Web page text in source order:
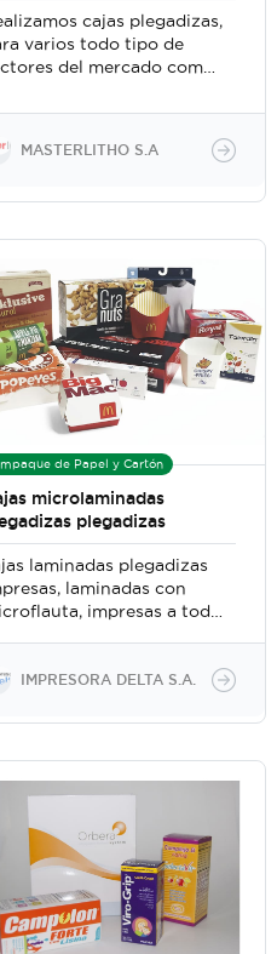
cajas plegadizas,
varios todo tipo de
del mercado como
alimentos,
Tenemos un Equipo
de realizar la
distintos tipos
gramaje y materiales
su requerimiento
MASTERLITHO S.A
de Papel y Cartón
microlaminadas
plegadizas
laminadas plegadizas
laminadas con
impresas a todo
IMPRESORA DELTA S.A.